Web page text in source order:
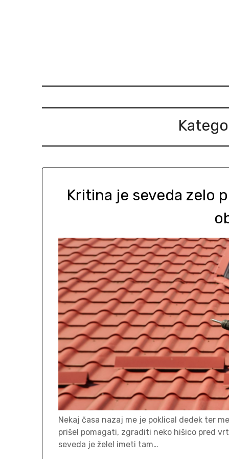
Kritina je seveda zelo
Nekaj časa nazaj me je poklical dedek ter
prišel pomagati, zgraditi neko hišico pred
seveda je želel imeti tam…